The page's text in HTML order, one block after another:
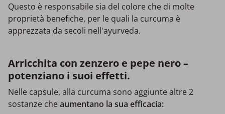
Questo è responsabile sia del colore che di molte
proprietà benefiche, per le quali la curcuma è
apprezzata da secoli nell'ayurveda.
Arricchita con zenzero e pepe nero –
potenziano i suoi effetti.
Nelle capsule, alla curcuma sono aggiunte altre 2
sostanze che aumentano la sua efficacia: